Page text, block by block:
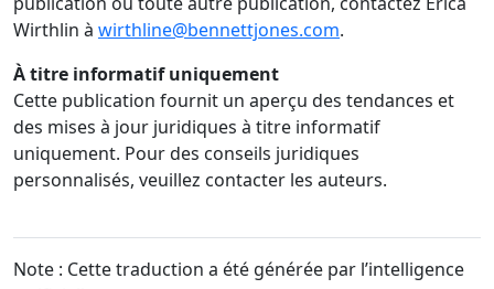
Wirthlin à wirthline@bennettjones.com.
À titre informatif uniquement
Cette publication fournit un aperçu des tendances et
des mises à jour juridiques à titre informatif
uniquement. Pour des conseils juridiques
personnalisés, veuillez contacter les auteurs.
Note : Cette traduction a été générée par l’intelligence